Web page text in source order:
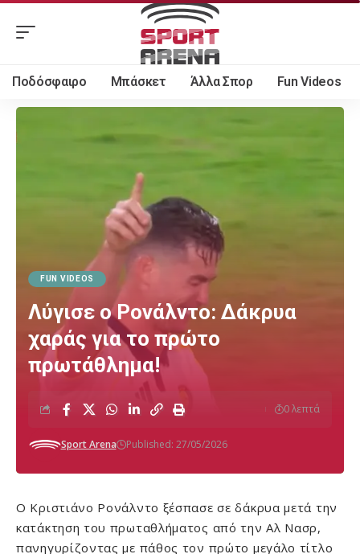
Ποδόσφαιρο Μπάσκετ Άλλα Σπορ Fun Videos
FUN VIDEOS
Λύγισε ο Ρονάλντο: Δάκρυα
χαράς για το πρώτο
πρωτάθλημα!
Sport Arena Published: 27/05/2026
0 λεπτά
Ο Κριστιάνο Ρονάλντο ξέσπασε σε δάκρυα μετά την
κατάκτηση του πρωταθλήματος από την Αλ Νασρ,
πανηγυρίζοντας με πάθος τον πρώτο μεγάλο τίτλο